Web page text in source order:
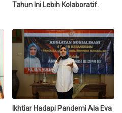
Tahun Ini Lebih Kolaboratif.
Ikhtiar Hadapi Pandemi Ala Eva